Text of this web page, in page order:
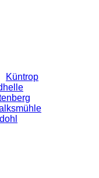
Küntrop